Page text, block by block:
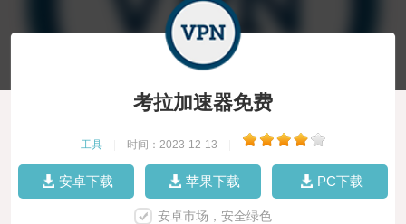
考拉加速器免费
工具 时间：2023-12-13
安卓下载 苹果下载 PC下载
安卓市场，安全绿色